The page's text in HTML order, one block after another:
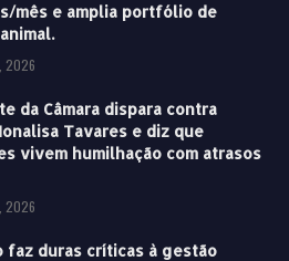
mês e amplia portfólio de
2026
da Câmara dispara contra
Tavares e diz que
vivem humilhação com atrasos
2026
faz duras críticas à gestão